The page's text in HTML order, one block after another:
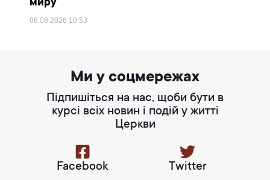
миру
06.08.2026 10:53
Ми у соцмережах
Підпишіться на нас, щоби бути в
курсі всіх новин і подій у житті
Церкви
Facebook Twitter